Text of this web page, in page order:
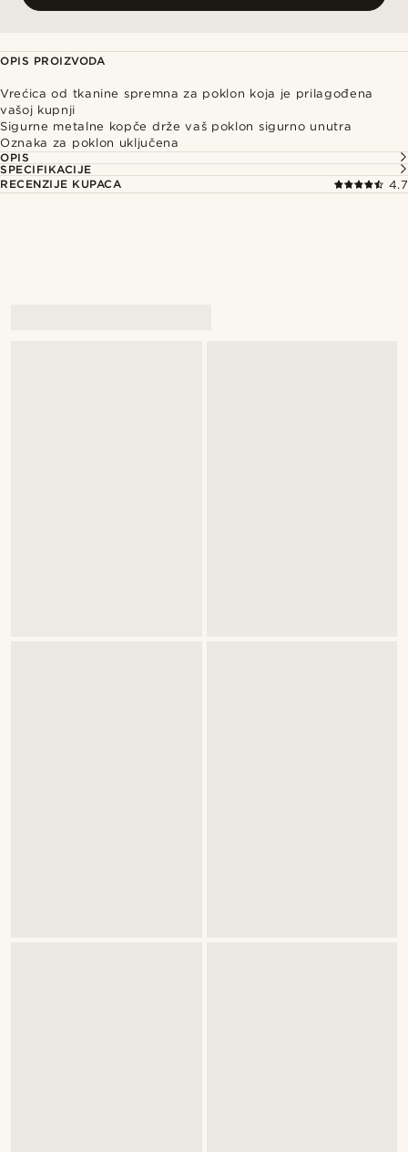
OPIS PROIZVODA
Vrećica od tkanine spremna za poklon koja je prilagođena
vašoj kupnji
Sigurne metalne kopče drže vaš poklon sigurno unutra
Oznaka za poklon uključena
OPIS
SPECIFIKACIJE
RECENZIJE KUPACA
4.7